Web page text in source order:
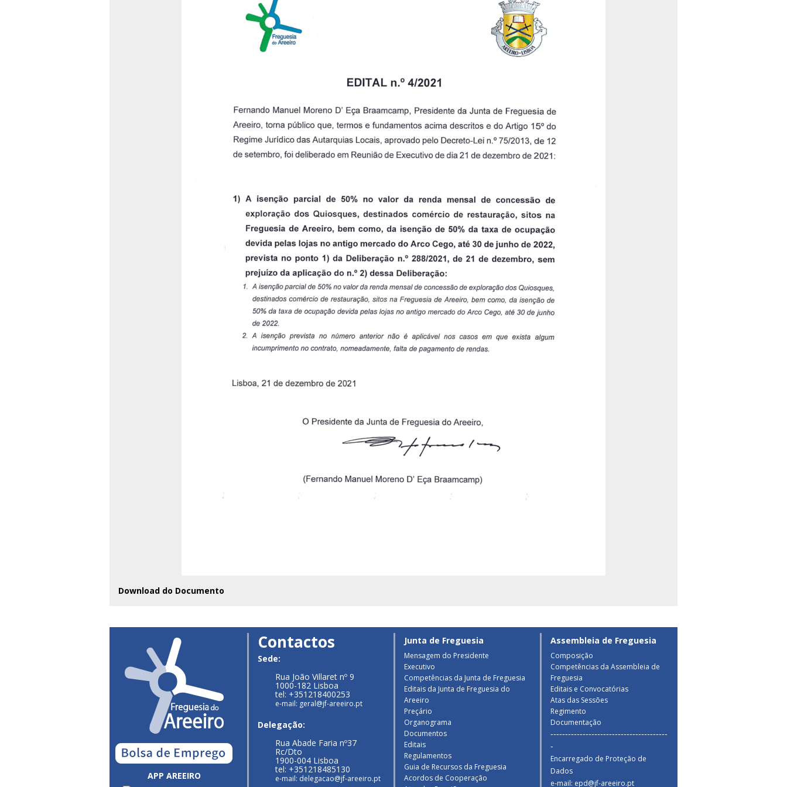
Download do Documento
APP AREEIRO
Contactos
Sede:
Rua João Villaret nº 9
1000-182 Lisboa
tel: +351218400253
e-mail: geral@jf-areeiro.pt
Delegação:
Rua Abade Faria nº37
Rc/Dto
1900-004 Lisboa
tel: +351218485130
e-mail: delegacao@jf-areeiro.pt
Junta de Freguesia
Mensagem do Presidente
Executivo
Competências da Junta de Freguesia
Editais da Junta de Freguesia do
Areeiro
Preçário
Organograma
Documentos
Editais
Regulamentos
Guia de Recursos da Freguesia
Acordos de Cooperação
Assembleia de Freguesia
Composição
Competências da Assembleia de
Freguesia
Editais e Convocatórias
Atas das Sessões
Regimento
Documentação
----------------------------------------
-
Encarregado de Proteção de
Dados
e-mail: epd@jf-areeiro.pt